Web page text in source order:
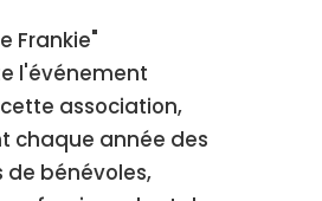
Frankie"
l'événement
association,
chaque année des
de bénévoles,